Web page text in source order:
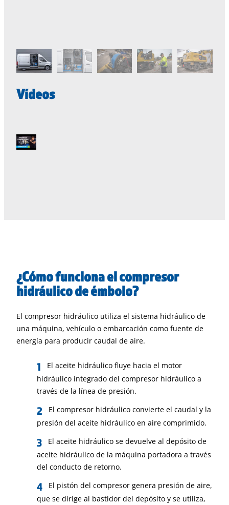
Vídeos
¿Cómo funciona el compresor
hidráulico de émbolo?
El compresor hidráulico utiliza el sistema hidráulico de
una máquina, vehículo o embarcación como fuente de
energía para producir caudal de aire.
El aceite hidráulico fluye hacia el motor
hidráulico integrado del compresor hidráulico a
través de la línea de presión.
El compresor hidráulico convierte el caudal y la
presión del aceite hidráulico en aire comprimido.
El aceite hidráulico se devuelve al depósito de
aceite hidráulico de la máquina portadora a través
del conducto de retorno.
El pistón del compresor genera presión de aire,
que se dirige al bastidor del depósito y se utiliza,